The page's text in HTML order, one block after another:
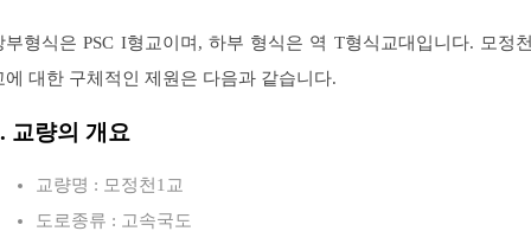
부형식은 PSC I형교이며, 하부 형식은 역 T형식교대입니다. 모정
에 대한 구체적인 제원은 다음과 같습니다.
교량의 개요
교량명 : 모정천1교
도로종류 : 고속국도